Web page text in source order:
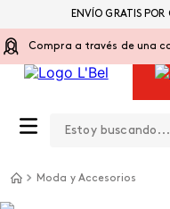
Compra a través de una
ENVÍO GRATIS
Moda y Accesorios